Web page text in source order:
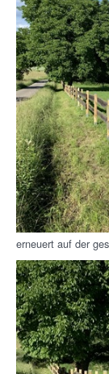
erneuert auf der